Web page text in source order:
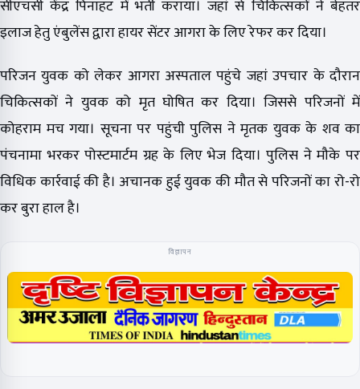
सीएचसी केंद्र पिनाहट में भर्ती कराया। जहां से चिकित्सकों ने बेहतर
इलाज हेतु एंबुलेंस द्वारा हायर सेंटर आगरा के लिए रेफर कर दिया।
परिजन युवक को लेकर आगरा अस्पताल पहुंचे जहां उपचार के दौरान
चिकित्सकों ने युवक को मृत घोषित कर दिया। जिससे परिजनों में
कोहराम मच गया। सूचना पर पहुंची पुलिस ने मृतक युवक के शव का
पंचनामा भरकर पोस्टमार्टम ग्रह के लिए भेज दिया। पुलिस ने मौके पर
विधिक कार्रवाई की है। अचानक हुई युवक की मौत से परिजनों का रो-रो
कर बुरा हाल है।
विज्ञापन